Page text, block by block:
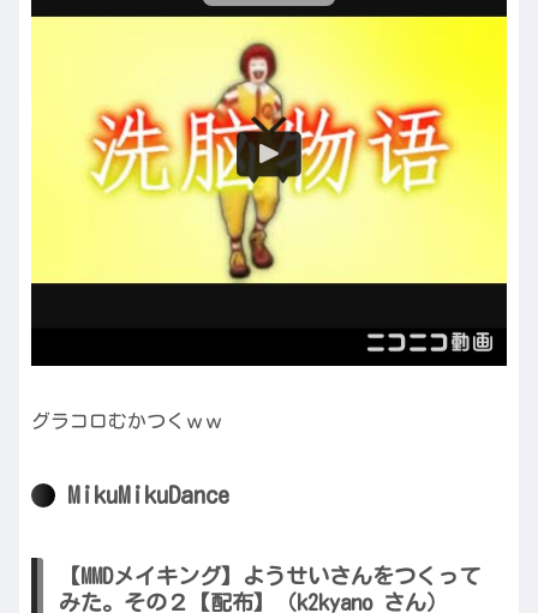
グラコロむかつくｗｗ
MikuMikuDance
【MMDメイキング】ようせいさんをつくって
みた。その２【配布】（k2kyano さん）